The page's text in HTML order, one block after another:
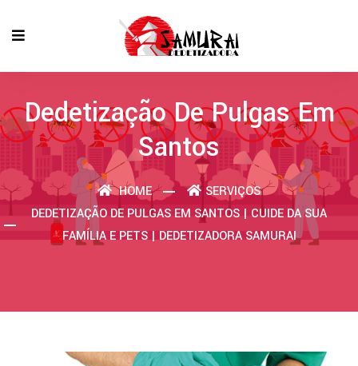
Dedetização De Pulgas Em
Santos
HOME
SERVIÇOS
DEDETIZAÇÃO DE PULGAS EM SANTOS | CUIDE DA SUA
FAMÍLIA E PETS | DEDETIZADORA SAMURAI